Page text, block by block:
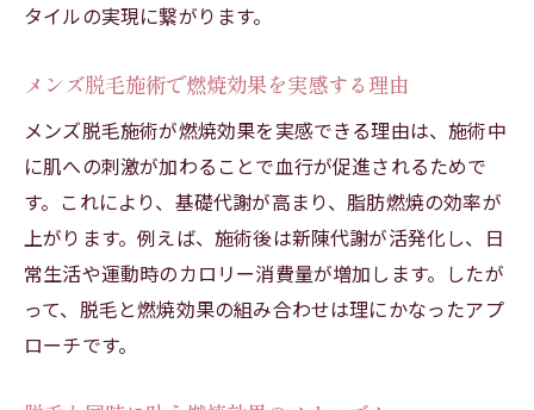
タイルの実現に繋がります。
メンズ脱毛施術で燃焼効果を実感する理由
メンズ脱毛施術が燃焼効果を実感できる理由は、施術中
に肌への刺激が加わることで血行が促進されるためで
す。これにより、基礎代謝が高まり、脂肪燃焼の効率が
上がります。例えば、施術後は新陳代謝が活発化し、日
常生活や運動時のカロリー消費量が増加します。したが
って、脱毛と燃焼効果の組み合わせは理にかなったアプ
ローチです。